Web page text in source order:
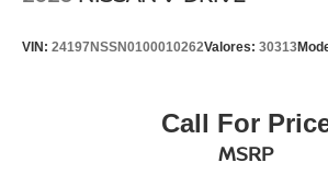
VIN: 24197NSSN0100010262Valores: 30313
Call For
MSRP